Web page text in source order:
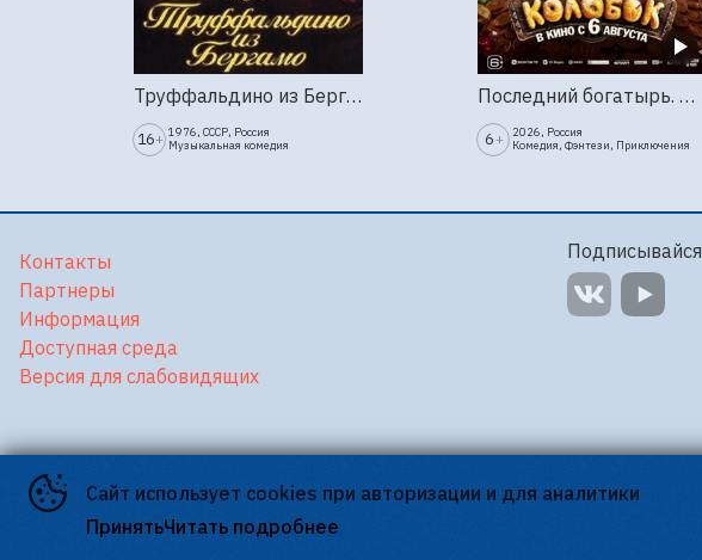
Труффальдино из Бергамо (1976г., Ленфильм, 2 серии)
16+ 1976, СССР, Россия
Музыкальная комедия
Последний богатырь. Колобок
6 +
2026, Россия
Комедия, Фэнтези, Приключения
Сайт использует cookies при авторизации и для аналитики
ПринятьЧитать подробнее
Контакты
Партнеры
Информация
Доступная среда
Версия для слабовидящих
Подписывайся